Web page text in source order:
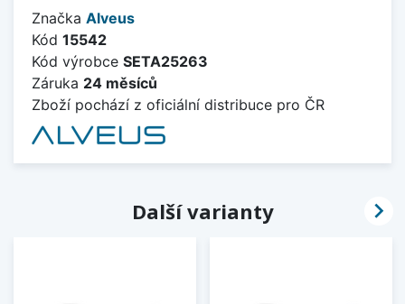
Značka Alveus
Kód 15542
Kód výrobce SETA25263
Záruka 24 měsíců
Zboží pochází z oficiální distribuce pro ČR
Další varianty 